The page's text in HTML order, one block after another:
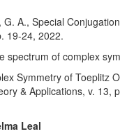
A., Special
19-24, 2022.
spectrum of complex
Symmetry of Toeplitz
& Applications, v. 13,
Leal